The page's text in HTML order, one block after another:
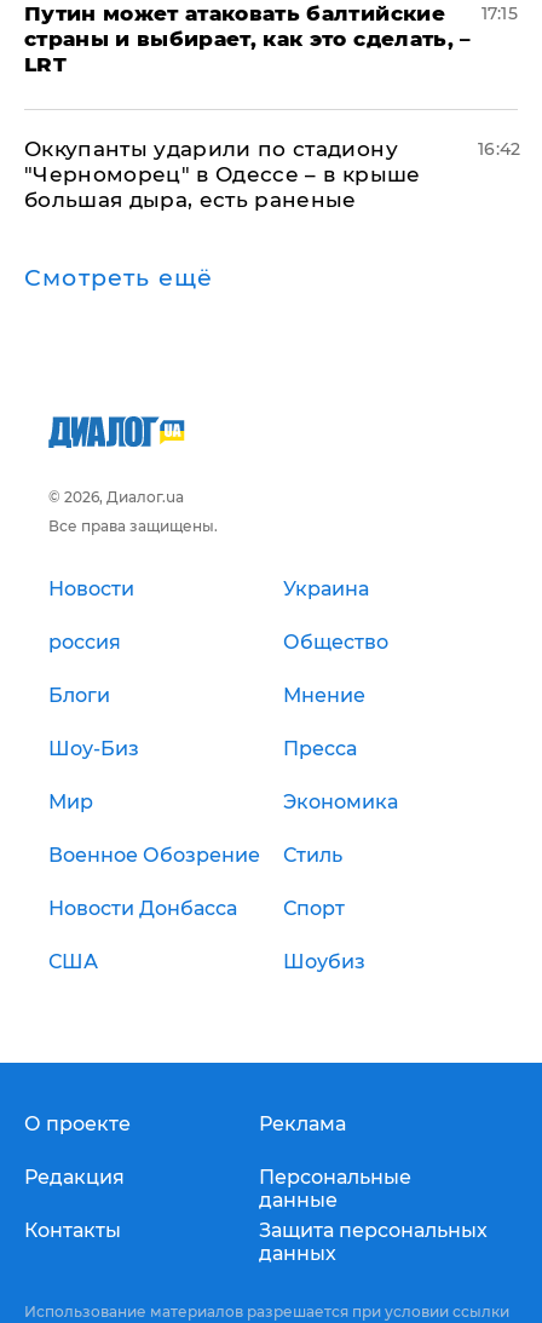
Путин может атаковать балтийские
страны и выбирает, как это сделать, –
LRT
17:15
Оккупанты ударили по стадиону
"Черноморец" в Одессе – в крыше
большая дыра, есть раненые
16:42
Смотреть ещё
© 2026, Диалог.ua
Все права защищены.
Новости Украина
россия Общество
Блоги Мнение
Шоу-Биз Пресса
Мир Экономика
Военное Обозрение Стиль
Новости Донбасса Спорт
США Шоубиз
О проекте
Редакция
Контакты
Реклама
Персональные
данные
Защита персональных
данных
Использование материалов разрешается при условии ссылки